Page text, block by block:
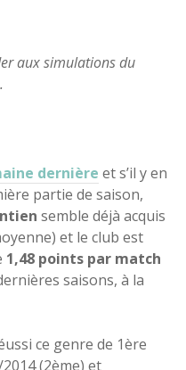
aux simulations du
dernière et s’il y en
partie de saison,
semble déjà acquis
et le club est
1,48 points par match
saisons, à la
ce genre de 1ère
(2ème) et